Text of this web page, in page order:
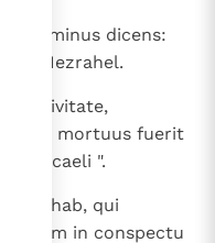
Dominus dicens:
agro Iezrahel.
in civitate,
mortuus fuerit
caeli ".
Achab, qui
malum in conspectu